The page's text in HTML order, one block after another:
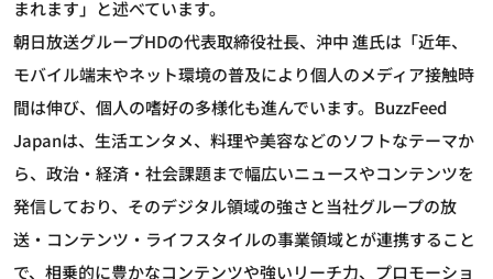
まれます」と述べています。
朝日放送グループHDの代表取締役社長、沖中 進氏は「近年、
モバイル端末やネット環境の普及により個人のメディア接触時
間は伸び、個人の嗜好の多様化も進んでいます。BuzzFeed
Japanは、生活エンタメ、料理や美容などのソフトなテーマか
ら、政治・経済・社会課題まで幅広いニュースやコンテンツを
発信しており、そのデジタル領域の強さと当社グループの放
送・コンテンツ・ライフスタイルの事業領域とが連携すること
で、相乗的に豊かなコンテンツや強いリーチ力、プロモーショ